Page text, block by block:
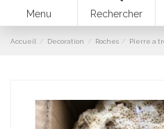
Menu Rechercher
Accueil Decoration Roches Pierre a